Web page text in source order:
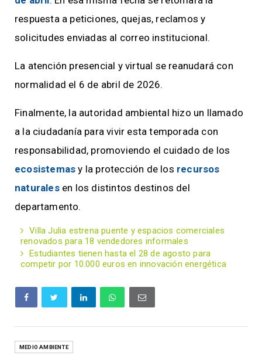
respuesta a peticiones, quejas, reclamos y
solicitudes enviadas al correo institucional.
La atención presencial y virtual se reanudará con
normalidad el 6 de abril de 2026.
Finalmente, la autoridad ambiental hizo un llamado
a la ciudadanía para vivir esta temporada con
responsabilidad, promoviendo el cuidado de los
ecosistemas y la protección de los recursos
naturalesen los distintos destinos del
departamento.
Villa Julia estrena puente y espacios comerciales
renovados para 18 vendedores informales
Estudiantes tienen hasta el 28 de agosto para
competir por 10.000 euros en innovación energética
MEDIO AMBIENTE